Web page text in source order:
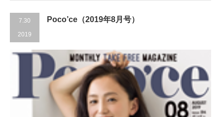
7.30
2019
Poco’ce（2019年8月号）